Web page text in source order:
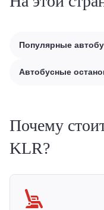
Популярные
Автобусные
Почему
KLR?